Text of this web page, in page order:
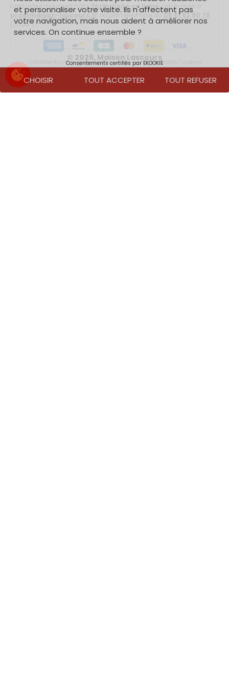
contactez-nous via notreformulaire en ligne, par e-mail à
pro@maison-lascours.fr
05 61 82 80 78
(choix 2).
Moyens de paiement acceptés
© 2026, Maison Lascours
Mentions légalesPolitique de confidentialité
et personnaliser votre visite. Ils n'affectent pas
votre navigation, mais nous aident à améliorer nos
services. On continue ensemble ?
Consentements certifiés par EKOOKIE
CHOISIR TOUT ACCEPTER TOUT REFUSER